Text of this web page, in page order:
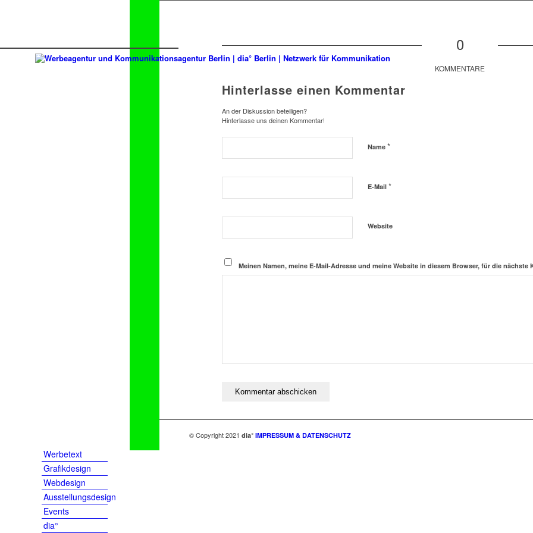
Werbetext
Grafikdesign
Webdesign
Ausstellungsdesign
Events
dia°
0
KOMMENTARE
Hinterlasse einen Kommentar
An der Diskussion beteiligen?
Hinterlasse uns deinen Kommentar!
Name *
E-Mail *
Website
Meinen Namen, meine E-Mail-Adresse und meine Website in diesem Browser, für die
© Copyright 2021 dia° IMPRESSUM & DATENSCHUTZ